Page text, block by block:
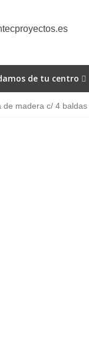
de tu centro
de madera c/ 4